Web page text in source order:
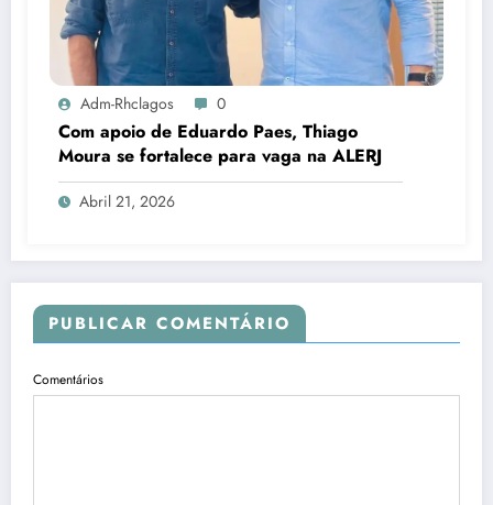
Adm-Rhclagos 0
Com apoio de Eduardo Paes, Thiago
Moura se fortalece para vaga na ALERJ
Abril 21, 2026
PUBLICAR COMENTÁRIO
Comentários